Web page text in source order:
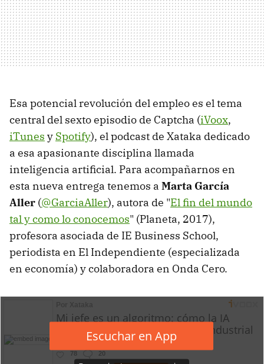
Esa potencial revolución del empleo es el tema
central del sexto episodio de Captcha (iVoox,
iTunes y Spotify), el podcast de Xataka dedicado
a esa apasionante disciplina llamada
inteligencia artificial. Para acompañarnos en
esta nueva entrega tenemos a Marta García
Aller (@GarciaAller), autora de "El fin del mundo
tal y como lo conocemos" (Planeta, 2017),
profesora asociada de IE Business School,
periodista en El Independiente (especializada
en economía) y colaboradora en Onda Cero.